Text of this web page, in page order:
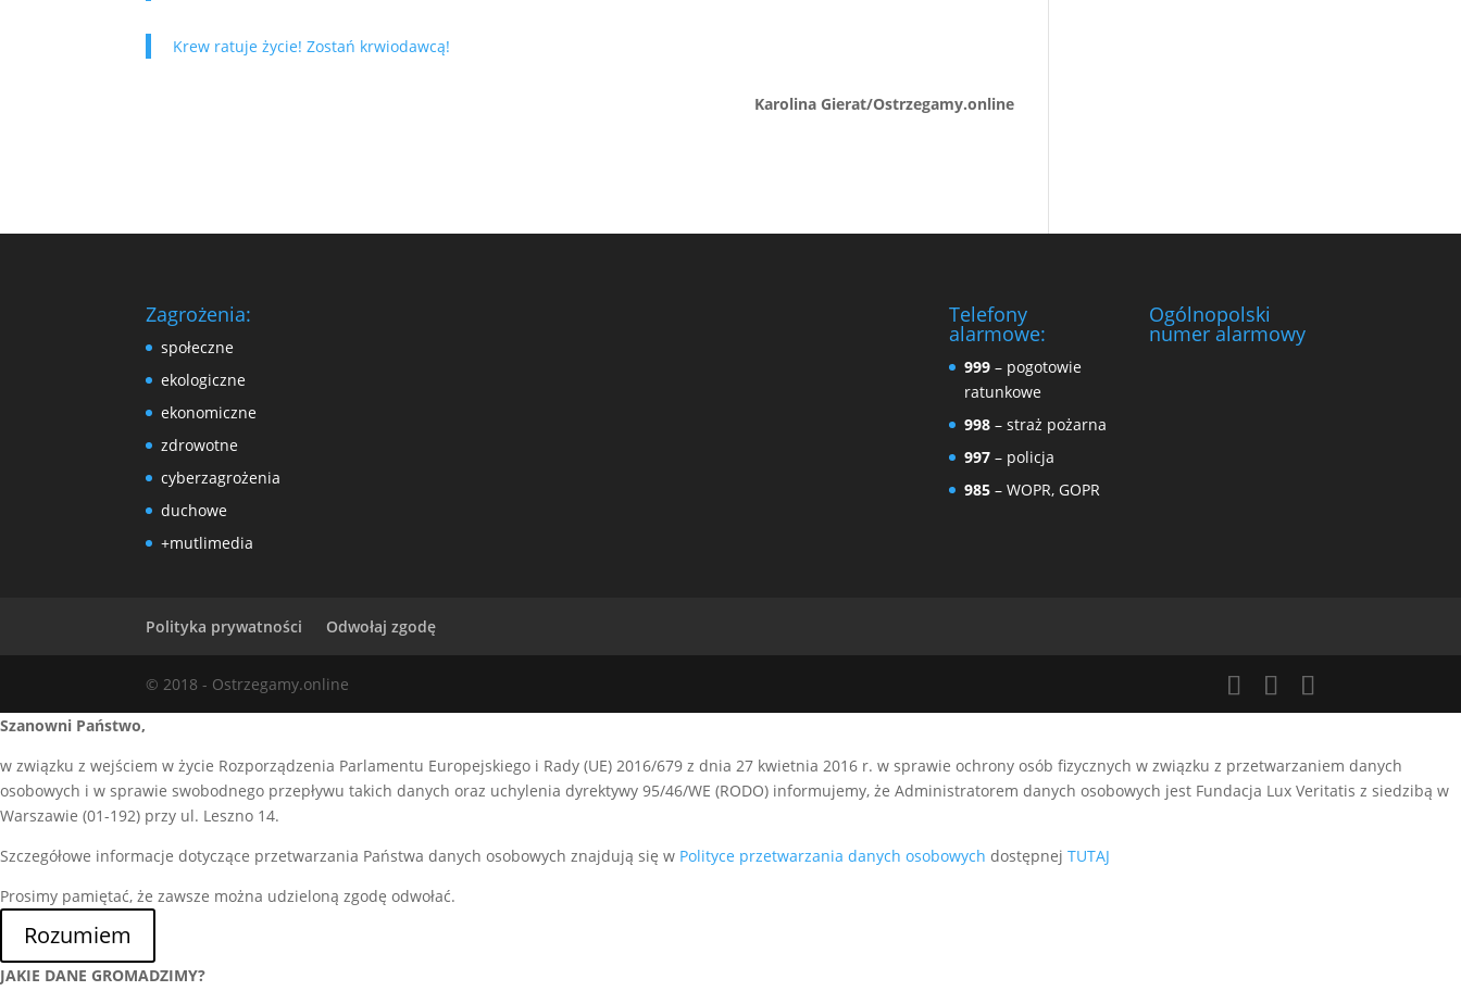
Krew ratuje życie! Zostań krwiodawcą!
Karolina Gierat/Ostrzegamy.online
Zagrożenia:
społeczne
ekologiczne
ekonomiczne
zdrowotne
cyberzagrożenia
duchowe
+mutlimedia
Telefony
alarmowe:
999– pogotowie
ratunkowe
998– straż pożarna
997– policja
985– WOPR, GOPR
Ogólnopolski
numer alarmowy
Polityka prywatności Odwołaj zgodę
© 2018 - Ostrzegamy.online
Szanowni Państwo,
w związku z wejściem w życie Rozporządzenia Parlamentu Europejskiego i Rady (UE) 2016/679 z dnia 27 kwietnia 2016 r. w sprawie ochrony osób fizycznych w związku z przetwarzaniem danych
osobowych i w sprawie swobodnego przepływu takich danych oraz uchylenia dyrektywy 95/46/WE (RODO) informujemy, że Administratorem danych osobowych jest Fundacja Lux Veritatis z siedzibą w
Warszawie (01-192) przy ul. Leszno 14.
Szczegółowe informacje dotyczące przetwarzania Państwa danych osobowych znajdują się w Polityce przetwarzania danych osobowych dostępnej TUTAJ
Prosimy pamiętać, że zawsze można udzieloną zgodę odwołać.
Rozumiem
JAKIE DANE GROMADZIMY?